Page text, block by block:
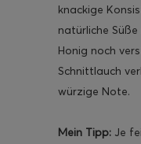
knackige
natürliche
Honig noch
Schnittlauch
würzige Note.
Mein Tipp: Je